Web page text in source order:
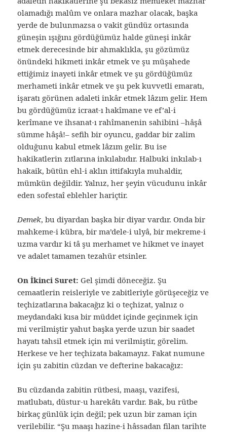
olamadığı malûm ve onlara mazhar olacak, başka
yerde de bulunmazsa o vakit gündüz ortasında
güneşin ışığını gördüğümüz halde güneşi inkâr
etmek derecesinde bir ahmaklıkla, şu gözümüz
önündeki hikmeti inkâr etmek ve şu müşahede
ettiğimiz inayeti inkâr etmek ve şu gördüğümüz
merhameti inkâr etmek ve şu pek kuvvetli emaratı,
işaratı görünen adaleti inkâr etmek lâzım gelir. Hem
bu gördüğümüz icraat-ı hakîmane ve ef’al-i
kerîmane ve ihsanat-ı rahîmanenin sahibini –hâşâ
sümme hâşâ!– sefih bir oyuncu, gaddar bir zalim
olduğunu kabul etmek lâzım gelir. Bu ise
hakikatlerin zıtlarına inkılabıdır. Halbuki inkılab-ı
hakaik, bütün ehl-i aklın ittifakıyla muhaldir,
mümkün değildir. Yalnız, her şeyin vücudunu inkâr
eden sofestaî eblehler hariçtir.
Demek, bu diyardan başka bir diyar vardır. Onda bir
mahkeme-i kübra, bir ma’dele-i ulyâ, bir mekreme-i
uzma vardır ki tâ şu merhamet ve hikmet ve inayet
ve adalet tamamen tezahür etsinler.
On İkinci Suret: Gel şimdi döneceğiz. Şu
cemaatlerin reisleriyle ve zabitleriyle görüşeceğiz ve
teçhizatlarına bakacağız ki o teçhizat, yalnız o
meydandaki kısa bir müddet içinde geçinmek için
mi verilmiştir yahut başka yerde uzun bir saadet
hayatı tahsil etmek için mi verilmiştir, görelim.
Herkese ve her teçhizata bakamayız. Fakat numune
için şu zabitin cüzdan ve defterine bakacağız:
Bu cüzdanda zabitin rütbesi, maaşı, vazifesi,
matlubatı, düstur-u harekâtı vardır. Bak, bu rütbe
birkaç günlük için değil; pek uzun bir zaman için
verilebilir. “Şu maaşı hazine-i hâssadan filan tarihte